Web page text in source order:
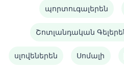
պորտուգալերեն
Շոտլանդական
սլովեներեն Սոմալի